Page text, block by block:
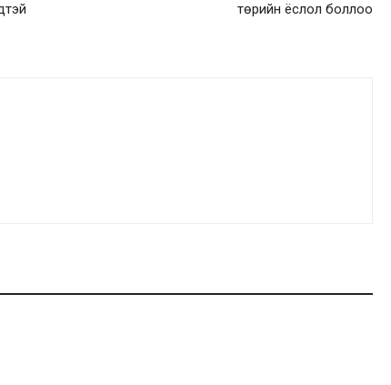
төрийн ёслол боллоо